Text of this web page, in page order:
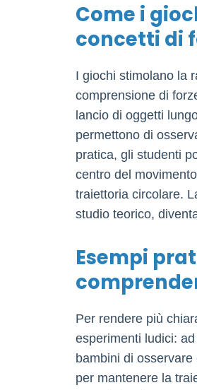
Come i
concetti di
I giochi stimolano la
comprensione di
lancio di oggetti
permettono di
pratica, gli studenti
centro del
traiettoria circolare.
studio teorico,
Esempi
Per rendere più
esperimenti ludici:
bambini di
per mantenere la